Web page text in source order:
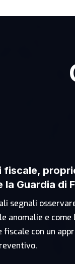
fiscale,
la Guardia di
segnali
anomalie e
fiscale con un